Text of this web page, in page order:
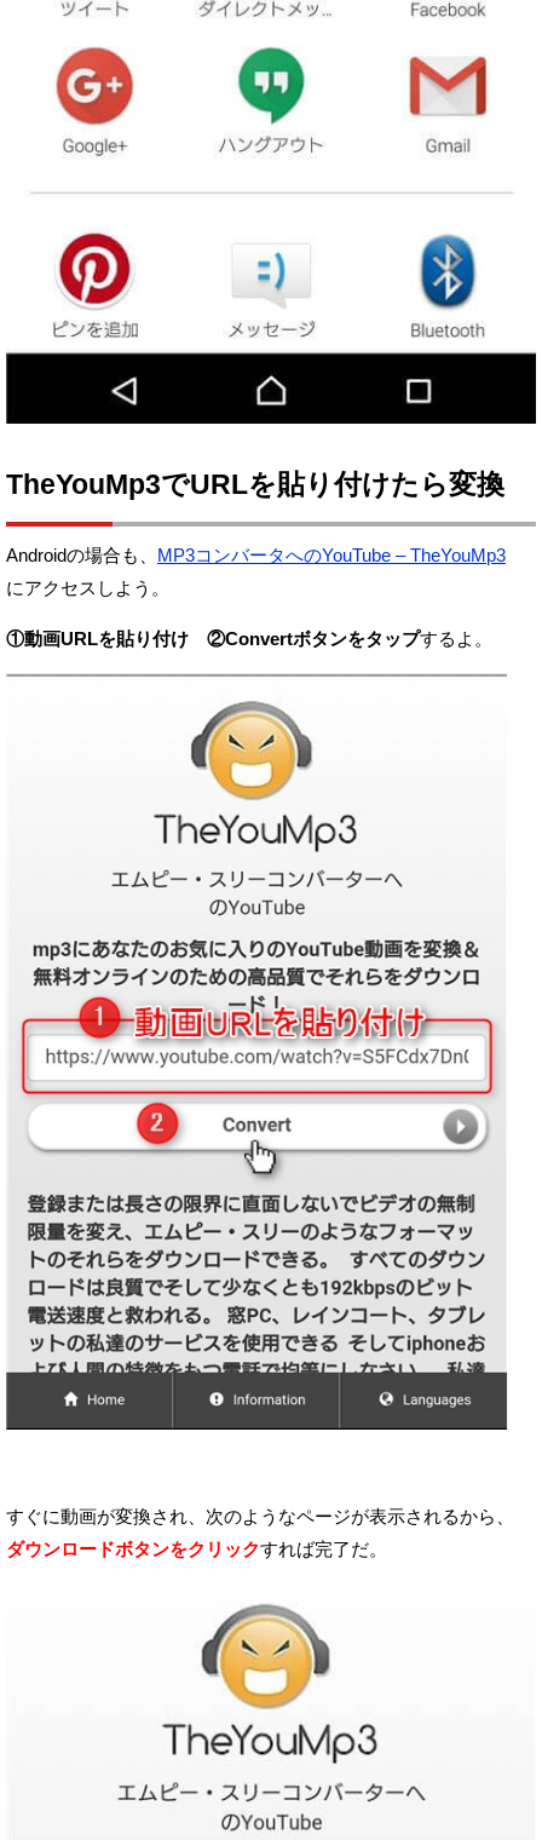
TheYouMp3でURLを貼り付けたら変換
Androidの場合も、 MP3コンバータへのYouTube – TheYouMp3
にアクセスしよう。
①動画URLを貼り付け ②Convertボタンをタップするよ。
すぐに動画が変換され、次のようなページが表示されるから、
ダウンロードボタンをクリックすれば完了だ。